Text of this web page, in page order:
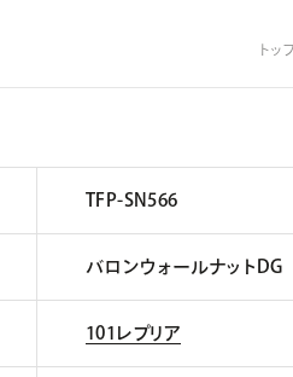
トッ
TFP-SN566
バロンウォールナットDG
101レプリア